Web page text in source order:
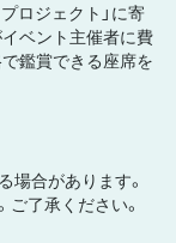
ロジェクト」に寄
ベント主催者に費
鑑賞できる座席を
合があります。
了承ください。